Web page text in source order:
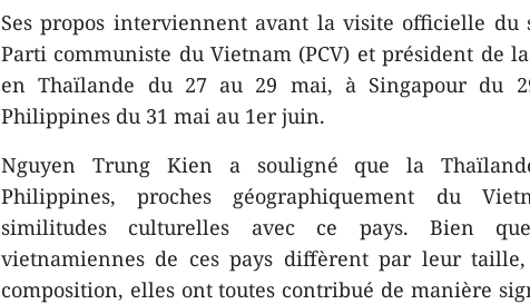
Ses propos interviennent avant la visite officielle du
Parti communiste du Vietnam (PCV) et président de
en Thaïlande du 27 au 29 mai, à Singapour du
Philippines du 31 mai au 1er juin.
Nguyen Trung Kien a souligné que la
Philippines, proches géographiquement du
similitudes culturelles avec ce pays. Bien
vietnamiennes de ces pays diffèrent par leur
composition, elles ont toutes contribué de manière